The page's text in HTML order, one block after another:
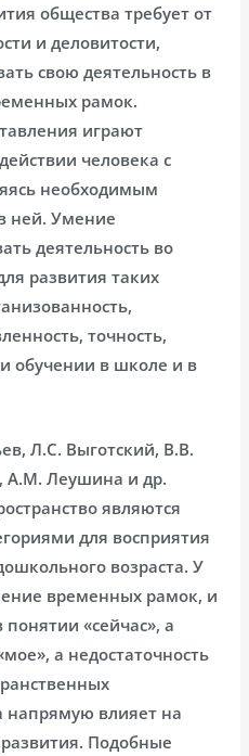
общества требует от
и деловитости,
свою деятельность в
рамок.
играют
человека с
необходимым
ней. Умение
деятельность во
развития таких
точность,
обучении в школе и в
Л.С. Выготский, В.В.
А.М. Леушина и др.
являются
для восприятия
возраста. У
временных рамок, и
«сейчас», а
а недостаточность
напрямую влияет на
Подобные